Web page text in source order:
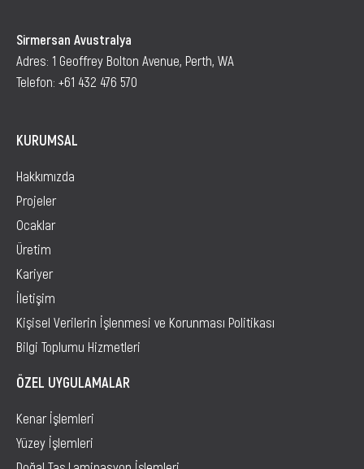
Sirmersan Avustralya
Adres: 1 Geoffrey Bolton Avenue, Perth, WA
Telefon: +61 432 476 570
KURUMSAL
Hakkımızda
Projeler
Ocaklar
Üretim
Kariyer
İletişim
Kişisel Verilerin İşlenmesi ve Korunması Politikası
Bilgi Toplumu Hizmetleri
ÖZEL UYGULAMALAR
Kenar İşlemleri
Yüzey İşlemleri